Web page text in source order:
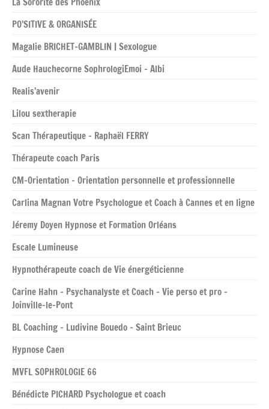
PO’SITIVE & ORGANISÉE
Magalie BRICHET-GAMBLIN | Sexologue
Aude Hauchecorne SophrologiEmoi – Albi
Realis’avenir
Lilou sextherapie
Scan Thérapeutique – Raphaël FERRY
Thérapeute coach Paris
CM-Orientation – Orientation personnelle et professionnelle
Carlina Magnan Votre Psychologue et Coach à Cannes et en ligne
Jéremy Doyen Hypnose et Formation Orléans
Escale Lumineuse
Hypnothérapeute coach de Vie énergéticienne
Carine Hahn – Psychanalyste et Coach – Vie perso et pro –
Joinville-le-Pont
BL Coaching – Ludivine Bouedo – Saint Brieuc
Hypnose Caen
MVFL SOPHROLOGIE 66
Bénédicte PICHARD Psychologue et coach